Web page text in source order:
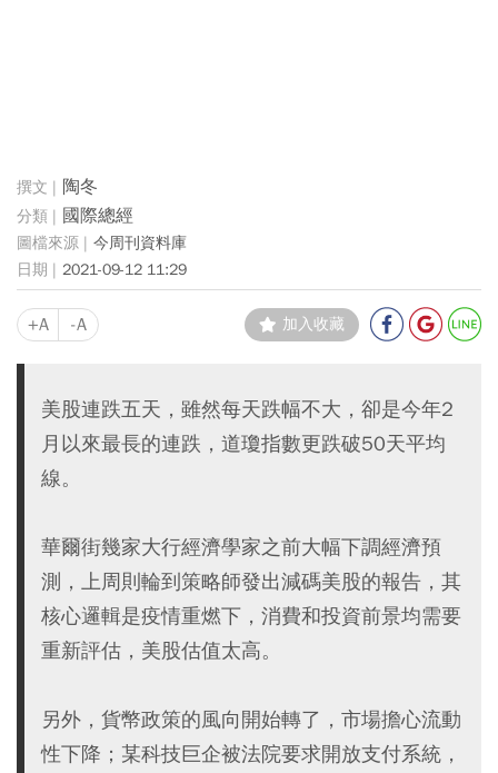
陶冬
國際總經
今周刊資料庫
2021-09-12 11:29
+A -A 加入收藏
美股連跌五天，雖然每天跌幅不大，卻是今年2
月以來最長的連跌，道瓊指數更跌破50天平均
線。
華爾街幾家大行經濟學家之前大幅下調經濟預
測，上周則輪到策略師發出減碼美股的報告，其
核心邏輯是疫情重燃下，消費和投資前景均需要
重新評估，美股估值太高。
另外，貨幣政策的風向開始轉了，市場擔心流動
性下降；某科技巨企被法院要求開放支付系統，